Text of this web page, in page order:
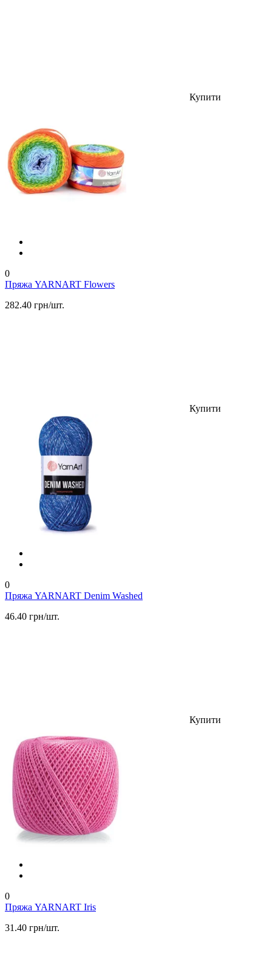
Купити
0
Пряжа YARNART Flowers
282.40 грн/шт.
Купити
0
Пряжа YARNART Denim Washed
46.40 грн/шт.
Купити
0
Пряжа YARNART Iris
31.40 грн/шт.